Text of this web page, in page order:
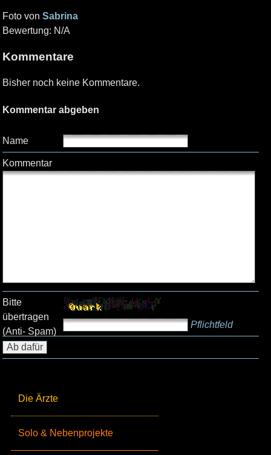
Die Ärzte
Solo & Nebenprojekte
Foto von Sabrina
Bewertung: N/A
Kommentare
Bisher noch keine Kommentare.
Kommentar abgeben
Name
Kommentar
Bitte
übertragen
(Anti- Spam)
Pflichtfeld